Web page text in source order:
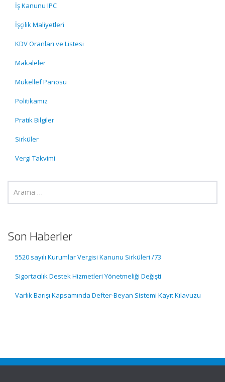
İş Kanunu IPC
İşçilik Maliyetleri
KDV Oranları ve Listesi
Makaleler
Mükellef Panosu
Politikamız
Pratik Bilgiler
Sirküler
Vergi Takvimi
Son Haberler
5520 sayılı Kurumlar Vergisi Kanunu Sirküleri /73
Sigortacılık Destek Hizmetleri Yönetmeliği Değişti
Varlık Barışı Kapsamında Defter-Beyan Sistemi Kayıt Kılavuzu